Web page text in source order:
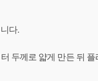
다.
두께로 얇게 만든 뒤